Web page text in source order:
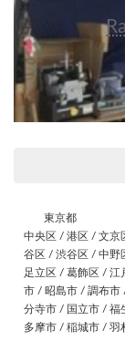
東京都
中央区 / 港区 / 文京
谷区 / 渋谷区 / 中野
足立区 / 葛飾区 /
市 / 昭島市 / 調布市
分寺市 / 国立市 / 福
多摩市 / 稲城市 / 羽